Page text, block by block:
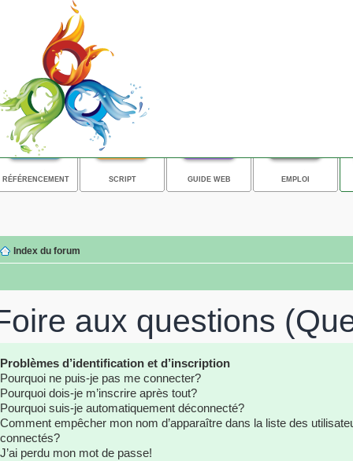
RÉFÉRENCEMENT SCRIPT GUIDE WEB EMPLOI
Index du forum
aux questions
Problèmes d’identification et d’inscription
Pourquoi ne puis-je pas me connecter?
Pourquoi dois-je m’inscrire après tout?
Pourquoi suis-je automatiquement déconnecté?
Comment empêcher mon nom d’apparaître dans la liste des
connectés?
J’ai perdu mon mot de passe!